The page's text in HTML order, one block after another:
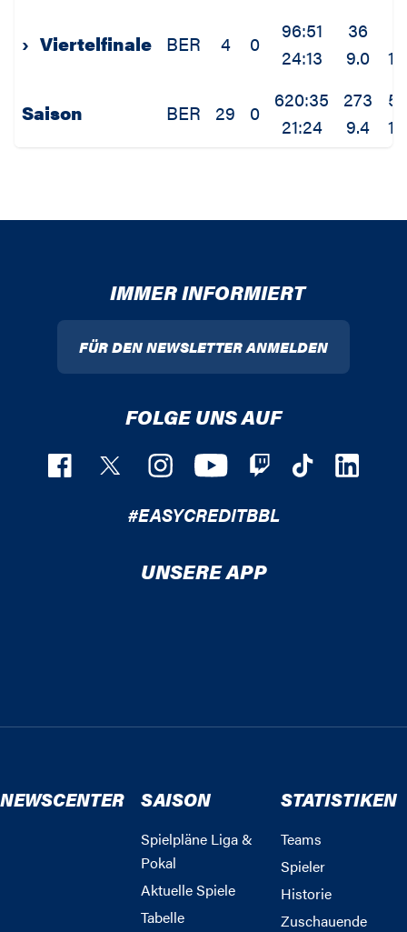
› Viertelfinale BER 4 0
96:51
24:13
36
9.0
1.8
Saison BER 29 0
620:35
21:24
273
9.4
50
1.7
IMMER INFORMIERT
FÜR DEN NEWSLETTER ANMELDEN
FOLGE UNS AUF
#EASYCREDITBBL
UNSERE APP
NEWSCENTER SAISON
Spielpläne Liga &
Pokal
Aktuelle Spiele
Tabelle
STATISTIKEN
Teams
Spieler
Historie
Zuschauende